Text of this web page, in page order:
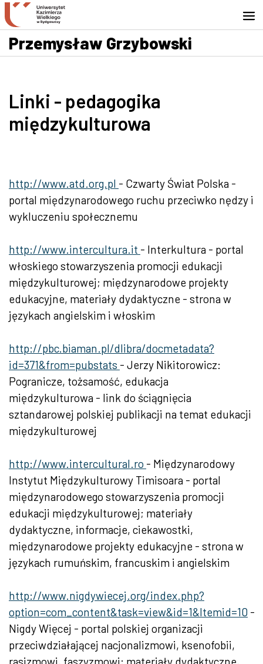
Przejdź do wyszukiwarki
Przejdź do treści
Przejdź do stopki - Kontakt
Przemysław Grzybowski
Linki - pedagogika
międzykulturowa
http://www.atd.org.pl - Czwarty Świat Polska -
portal międzynarodowego ruchu przeciwko nędzy i
wykluczeniu społecznemu
http://www.intercultura.it - Interkultura - portal
włoskiego stowarzyszenia promocji edukacji
międzykulturowej; międzynarodowe projekty
edukacyjne, materiały dydaktyczne - strona w
językach angielskim i włoskim
http://pbc.biaman.pl/dlibra/docmetadata?
id=371&from=pubstats - Jerzy Nikitorowicz:
Pogranicze, tożsamość, edukacja
międzykulturowa - link do ściągnięcia
sztandarowej polskiej publikacji na temat edukacji
międzykulturowej
http://www.intercultural.ro - Międzynarodowy
Instytut Międzykulturowy Timisoara - portal
międzynarodowego stowarzyszenia promocji
edukacji międzykulturowej; materiały
dydaktyczne, informacje, ciekawostki,
międzynarodowe projekty edukacyjne - strona w
językach rumuńskim, francuskim i angielskim
http://www.nigdywiecej.org/index.php?
option=com_content&task=view&id=1&Itemid=10 -
Nigdy Więcej - portal polskiej organizacji
przeciwdziałającej nacjonalizmowi, ksenofobii,